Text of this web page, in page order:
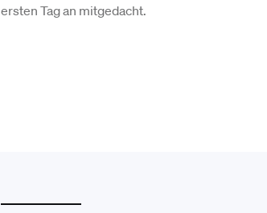
ersten Tag an mitgedacht.